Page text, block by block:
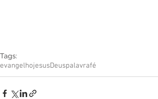
Tags:
evangelhojesusDeuspalavrafé